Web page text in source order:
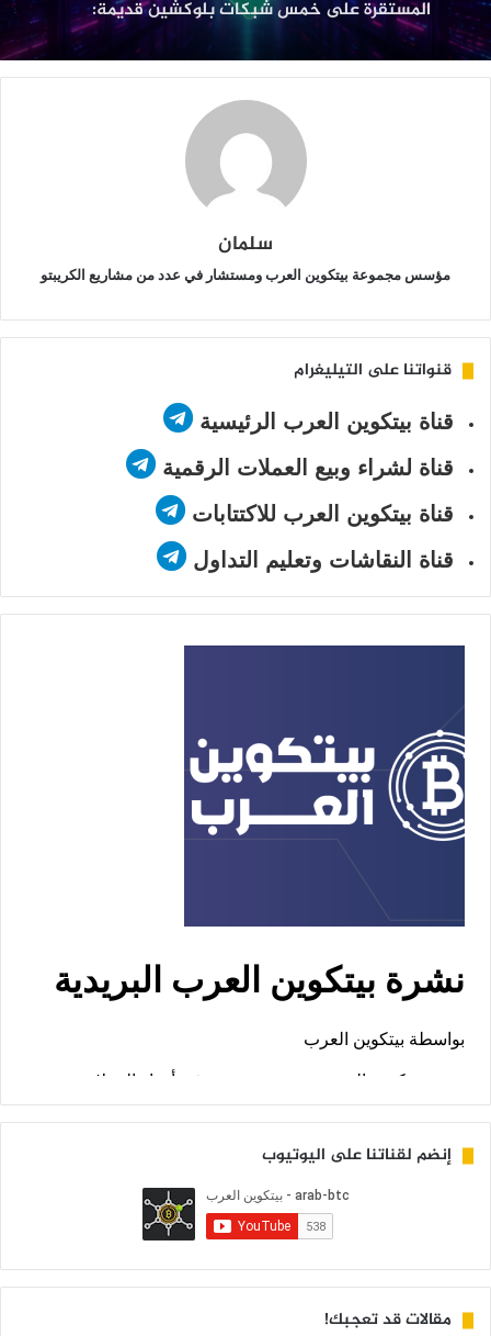
على
خمس
شبكات
بلوكشين
التفاصيل
سلمان
مؤسس مجموعة بيتكوين العرب ومستشار في عدد من مشاريع الكريبتو
قنواتنا على التيليغرام
قناة بيتكوين العرب الرئيسية
قناة لشراء وبيع العملات الرقمية
قناة بيتكوين العرب للاكتتابات
قناة النقاشات وتعليم التداول
إنضم لقناتنا على اليوتيوب
مقالات قد تعجبك!